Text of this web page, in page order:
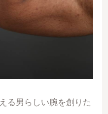
る男らしい腕を創りた